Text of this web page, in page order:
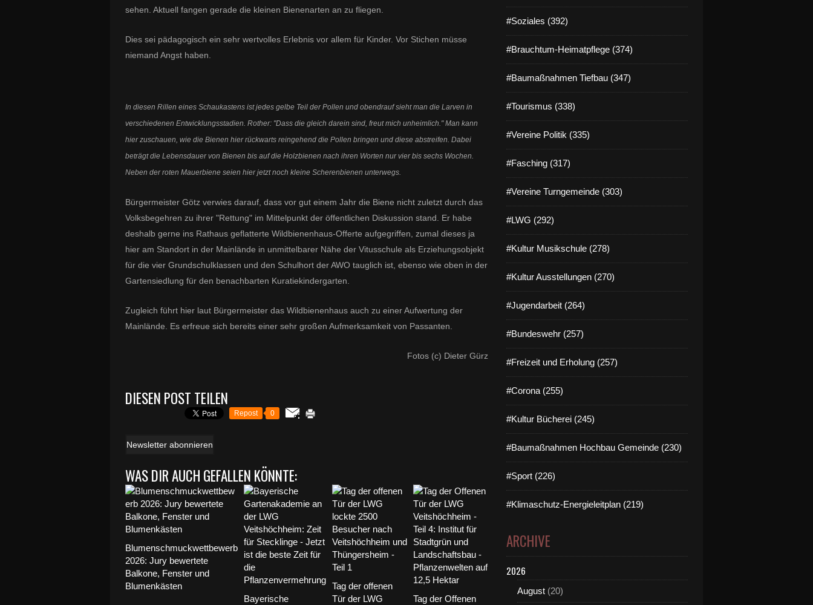
sehen. Aktuell fangen gerade die kleinen Bienenarten an zu fliegen.
Dies sei pädagogisch ein sehr wertvolles Erlebnis vor allem für Kinder. Vor Stichen müsse
niemand Angst haben.
In diesen Rillen eines Schaukastens ist jedes gelbe Teil der Pollen und obendrauf sieht man die Larven in
verschiedenen Entwicklungsstadien. Rother: "Dass die gleich darein sind, freut mich unheimlich." Man kann
hier zuschauen, wie die Bienen hier rückwarts reingehend die Pollen bringen und diese abstreifen. Dabei
beträgt die Lebensdauer von Bienen bis auf die Holzbienen nach ihren Worten nur vier bis sechs Wochen.
Neben der roten Mauerbiene seien hier jetzt noch kleine Scherenbienen unterwegs.
Bürgermeister Götz verwies darauf, dass vor gut einem Jahr die Biene nicht zuletzt durch das
Volksbegehren zu ihrer "Rettung" im Mittelpunkt der öffentlichen Diskussion stand. Er habe
deshalb gerne ins Rathaus geflatterte Wildbienenhaus-Offerte aufgegriffen, zumal dieses ja
hier am Standort in der Mainlände in unmittelbarer Nähe der Vitusschule als Erziehungsobjekt
für die vier Grundschulklassen und den Schulhort der AWO tauglich ist, ebenso wie oben in der
Gartensiedlung für den benachbarten Kuratiekindergarten.
Zugleich führt hier laut Bürgermeister das Wildbienenhaus auch zu einer Aufwertung der
Mainlände. Es erfreue sich bereits einer sehr großen Aufmerksamkeit von Passanten.
Fotos (c) Dieter Gürz
DIESEN POST TEILEN
Repost 0
Newsletter abonnieren
WAS DIR AUCH GEFALLEN KÖNNTE:
Blumenschmuckwettbewerb
2026: Jury bewertete
Balkone, Fenster und
Blumenkästen
Bayerische
Tag der offenen
Tür der LWG
Tag der Offenen
#Soziales (392)
#Brauchtum-Heimatpflege (374)
#Baumaßnahmen Tiefbau (347)
#Tourismus (338)
#Vereine Politik (335)
#Fasching (317)
#Vereine Turngemeinde (303)
#LWG (292)
#Kultur Musikschule (278)
#Kultur Ausstellungen (270)
#Jugendarbeit (264)
#Bundeswehr (257)
#Freizeit und Erholung (257)
#Corona (255)
#Kultur Bücherei (245)
#Baumaßnahmen Hochbau Gemeinde (230)
#Sport (226)
#Klimaschutz-Energieleitplan (219)
ARCHIVE
2026
August (20)